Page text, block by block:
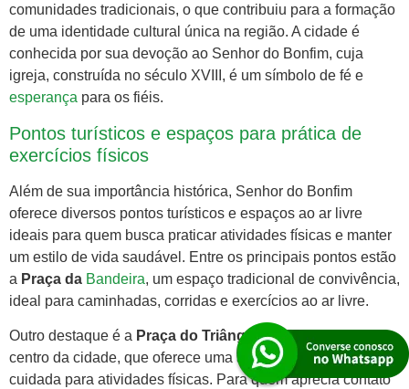
comunidades tradicionais, o que contribuiu para a formação
de uma identidade cultural única na região. A cidade é
conhecida por sua devoção ao Senhor do Bonfim, cuja
igreja, construída no século XVIII, é um símbolo de fé e
esperança para os fiéis.
Pontos turísticos e espaços para prática de
exercícios físicos
Além de sua importância histórica, Senhor do Bonfim
oferece diversos pontos turísticos e espaços ao ar livre
ideais para quem busca praticar atividades físicas e manter
um estilo de vida saudável. Entre os principais pontos estão
a Praça da Bandeira, um espaço tradicional de convivência,
ideal para caminhadas, corridas e exercícios ao ar livre.
Outro destaque é a Praça do Triângulo, localizada no
centro da cidade, que oferece uma área ampla e bem
cuidada para atividades físicas. Para quem aprecia contato